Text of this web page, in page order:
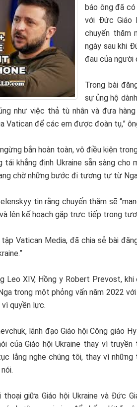
báo ông đã
với Đức Giáo
chuyến thăm
ngày sau khi
đau của người
Trong bài
sự ủng hộ
như việc thả tù nhân và đưa
Vatican để các em được đoàn tụ,”
bắn hoàn toàn, vô điều kiện
khẳng định Ukraine sẵn sàng
chờ những bước đi tương tự từ
tin rằng chuyến thăm sẽ
lên kế hoạch gặp trực tiếp trong
Vatican Media, đã chia sẻ bài
Leo XIV, Hồng y Robert Prevost, khi
trong một phỏng vấn năm 2022
vì quyền lực.
lãnh đạo Giáo hội Công giáo
của Giáo hội Ukraine thay vì
lắng nghe chúng tôi, thay vì
giữa Giáo hội Ukraine và Đức